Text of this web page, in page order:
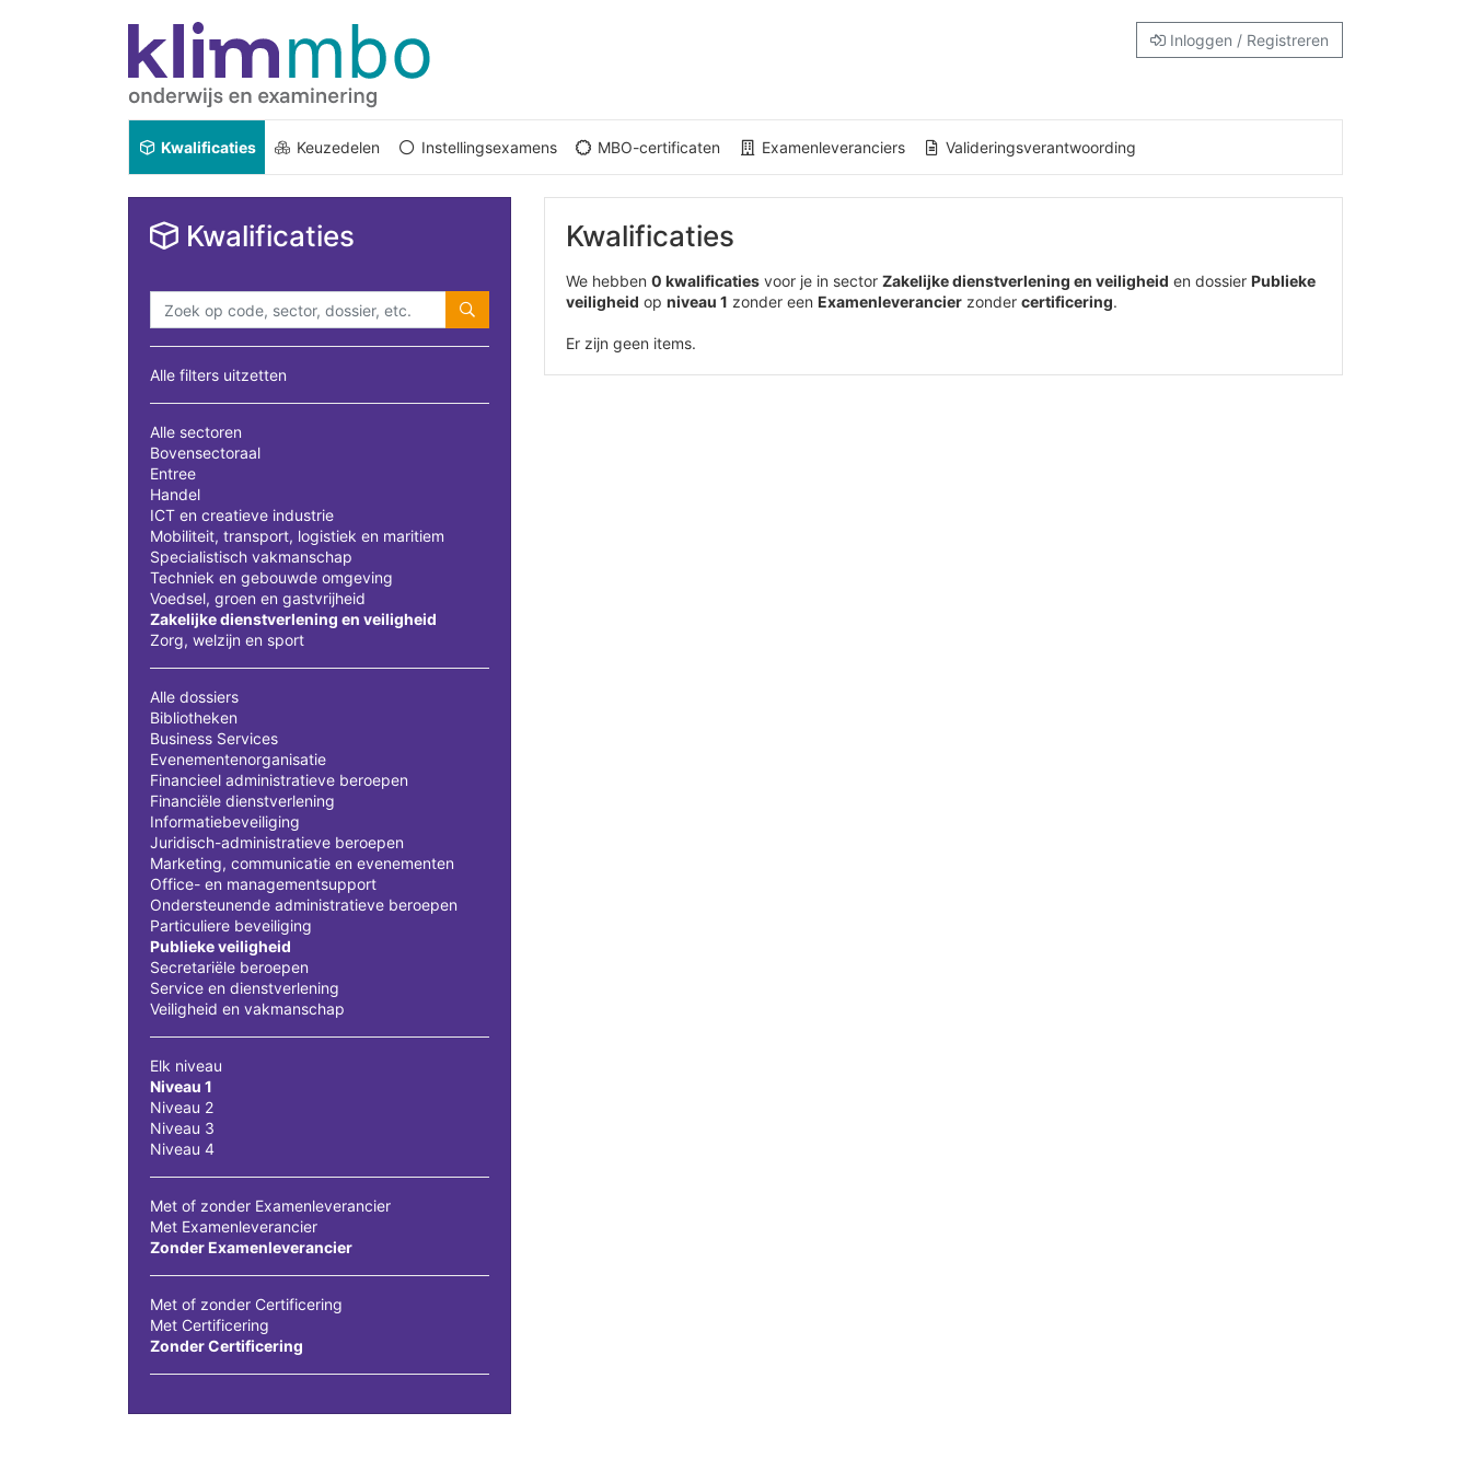
Inloggen / Registreren
Kwalificaties Keuzedelen Instellingsexamens MBO-certificaten Examenleveranciers Valideringsverantwoording
Kwalificaties
Alle filters uitzetten
Alle sectoren
Bovensectoraal
Entree
Handel
ICT en creatieve industrie
Mobiliteit, transport, logistiek en maritiem
Specialistisch vakmanschap
Techniek en gebouwde omgeving
Voedsel, groen en gastvrijheid
Zakelijke dienstverlening en veiligheid
Zorg, welzijn en sport
Alle dossiers
Bibliotheken
Business Services
Evenementenorganisatie
Financieel administratieve beroepen
Financiële dienstverlening
Informatiebeveiliging
Juridisch-administratieve beroepen
Marketing, communicatie en evenementen
Office- en managementsupport
Ondersteunende administratieve beroepen
Particuliere beveiliging
Publieke veiligheid
Secretariële beroepen
Service en dienstverlening
Veiligheid en vakmanschap
Elk niveau
Niveau 1
Niveau 2
Niveau 3
Niveau 4
Met of zonder Examenleverancier
Met Examenleverancier
Zonder Examenleverancier
Met of zonder Certificering
Met Certificering
Zonder Certificering
Kwalificaties
We hebben 0 kwalificaties voor je in sector Zakelijke dienstverlening en veiligheid en dossier Publieke
veiligheid op niveau 1 zonder een Examenleverancier zonder certificering.
Er zijn geen items.